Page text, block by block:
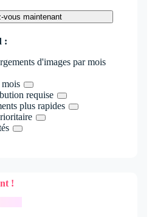
vous maintenant
:
d'images par mois
requise
plus rapides